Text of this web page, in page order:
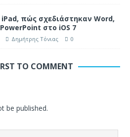
πώς σχεδιάστηκαν Word,
στο iOS 7
Δημήτρης Τόνιας 0
TO COMMENT
be published.